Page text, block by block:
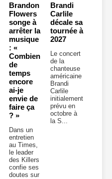
Brandon
Flowers
songe à
arrêter la
musique
: «
Combien
de
temps
encore
ai-je
envie de
faire ça
? »
Dans un
entretien
au Times,
le leader
des Killers
confie ses
doutes sur
Brandi
Carlile
décale sa
tournée à
2027
Le concert
de la
chanteuse
américaine
Brandi
Carlile
initialement
prévu en
octobre à
la S...